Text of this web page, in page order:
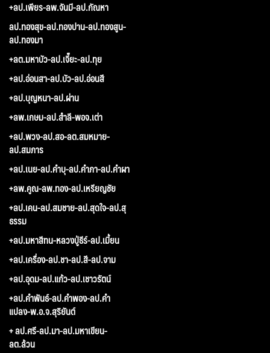
+ลป.เพียร-ลพ.จันมี-ลป.กัณหา
ลป.ทองสุข-ลป.ทองปาน-ลป.ทองสูน-
ลป.ทองมา
+ลต.มหาบัว-ลป.เจี๊ยะ-ลป.ทุย
+ลป.อ่อนสา-ลป.บัว-ลป.อ่อนสี
+ลป.บุญหนา-ลป.ผ่าน
+ลพ.เกษม-ลป.สำลี-พอจ.เต่า
+ลป.พวง-ลป.สอ-ลต.สมหมาย-
ลป.สมภาร
+ลป.เนย-ลป.คำบุ-ลป.คำภา-ลป.คำผา
+ลพ.คูณ-ลพ.ทอง-ลป.เหรียญชัย
+ลป.เคน-ลป.สมชาย-ลป.สุดใจ-ลป.สุ
ธรรม
+ลป.มหาสีทน-หลวงปู่ธีร์-ลป.เมี้ยน
+ลป.เครื่อง-ลป.ชา-ลป.สี-ลป.จาม
+ลป.อุดม-ลป.แก้ว-ลป.เชาวรัตน์
+ลป.คำพันธ์-ลป.คำพอง-ลป.คำ
แปลง-พ.อ.จ.สุริยันต์
+ ลป.ศรี-ลป.มา-ลป.มหาเขียน-
ลต.ล้วน